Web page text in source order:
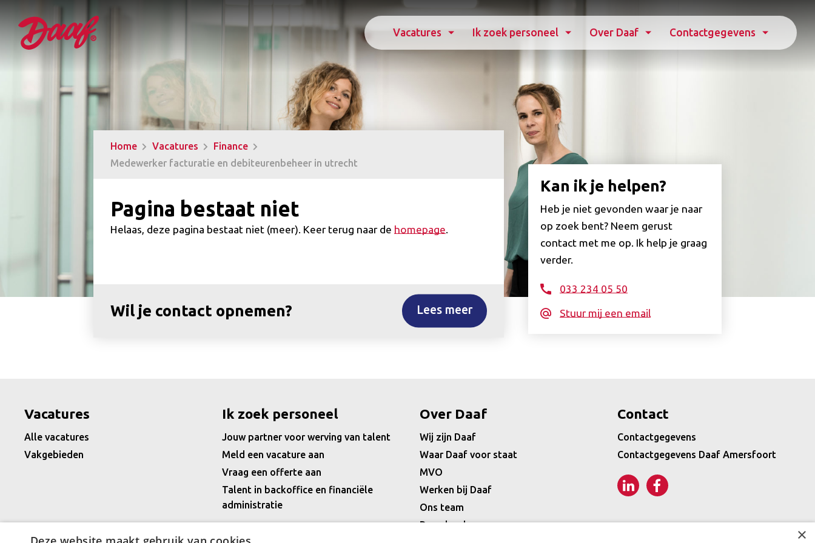
Vacatures Ik zoek personeel Over Daaf Contactgegevens
Home Vacatures
Finance
Medewerker facturatie en debiteurenbeheer in utrecht
Pagina bestaat niet
Helaas, deze pagina bestaat niet (meer). Keer terug naar de homepage.
Wil je contact opnemen? Lees meer
Kan ik je helpen?
Heb je niet gevonden waar je naar
op zoek bent? Neem gerust
contact met me op. Ik help je graag
verder.
033 234 05 50
Stuur mij een email
Vacatures
Alle vacatures
Vakgebieden
Ik zoek personeel
Jouw partner voor werving van talent
Meld een vacature aan
Vraag een offerte aan
Talent in backoffice en financiële
administratie
Over Daaf
Wij zijn Daaf
Waar Daaf voor staat
MVO
Werken bij Daaf
Ons team
Downloads
Contact
Contactgegevens
Contactgegevens Daaf Amersfoort
LinkedIn
×